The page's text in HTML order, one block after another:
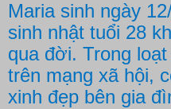
Maria sinh ngày
sinh nhật tuổi 28
qua đời. Trong
trên mạng xã hội,
xinh đẹp bên gia